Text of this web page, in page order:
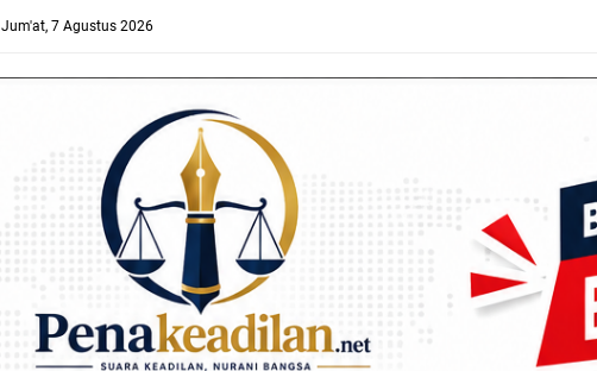
Jum'at, 7 Agustus 2026